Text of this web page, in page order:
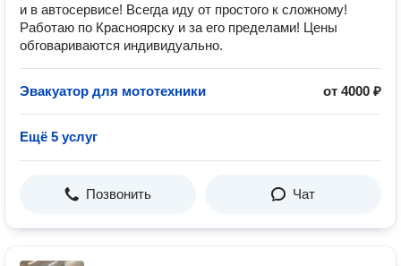
и в автосервисе! Всегда иду от простого к сложному!
Работаю по Красноярску и за его пределами! Цены
обговариваются индивидуально.
Эвакуатор для мототехники от 4000 ₽
Ещё 5 услуг
Позвонить Чат